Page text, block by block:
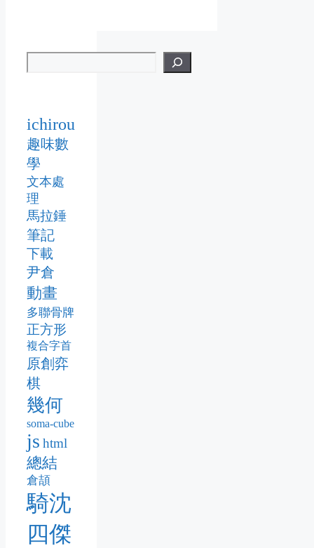
ichirou
趣味數
學
文本處
理
馬拉錘
筆記
下載
尹倉
動畫
多聯骨牌
正方形
複合字首
原創弈
棋
幾何
soma-cube
js html
總結
倉頡
騎沈
四傑